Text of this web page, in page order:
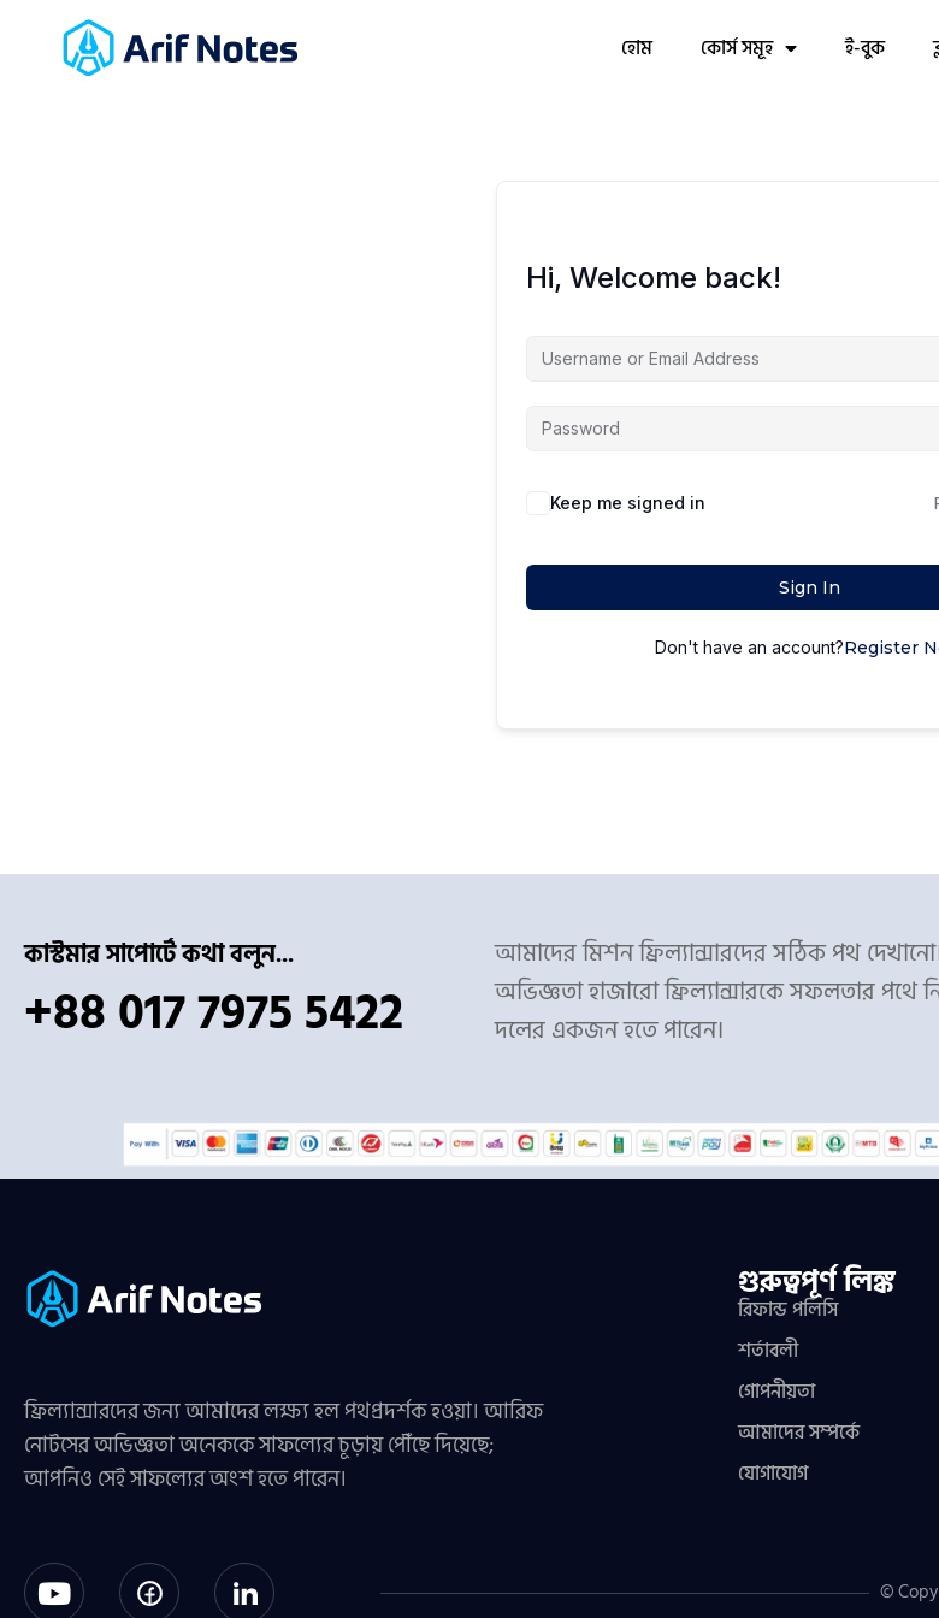
হোম কোর্স সমূহ ই-বুক
Hi, Welcome back!
Keep me signed in
Sign In
Don't have an account?Register
কাস্টমার সাপোর্টে কথা বলুন...
+88 017 7975 5422
আমাদের মিশন ফ্রিল্যান্সারদের সঠিক পথ
অভিজ্ঞতা হাজারো ফ্রিল্যান্সারকে সফলতার পথে
দলের একজন হতে পারেন।
ফ্রিল্যান্সারদের জন্য আমাদের লক্ষ্য হল পথপ্রদর্শক হওয়া। আরিফ
নোটসের অভিজ্ঞতা অনেককে সাফল্যের চূড়ায় পৌঁছে দিয়েছে;
আপনিও সেই সাফল্যের অংশ হতে পারেন।
গুরুত্বপূর্ণ লিঙ্ক
রিফান্ড পলিসি
শর্তাবলী
গোপনীয়তা
আমাদের সম্পর্কে
যোগাযোগ
©